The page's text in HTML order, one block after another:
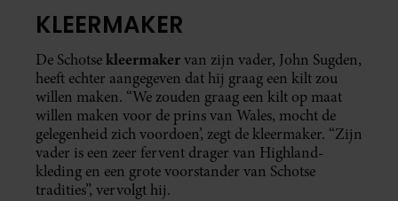
KLEERMAKER
De Schotsekleermakervan zijn vader, John Sugden,
heeft echter aangegeven dat hij graag een kilt zou
willen maken. “We zouden graag een kilt op maat
willen maken voor de prins van Wales, mocht de
gelegenheid zich voordoen’, zegt de kleermaker. “Zijn
vader is een zeer fervent drager van Highland-
kleding en een grote voorstander van Schotse
tradities”, vervolgt hij.